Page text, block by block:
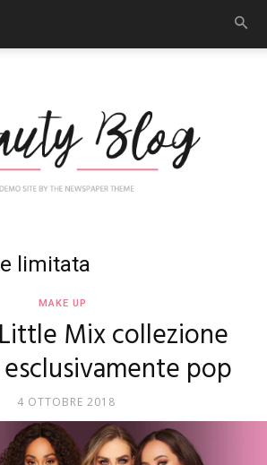
Nail
Art
Mania
limitata
MAKE UP
Mix collezione
pop
4 OTTOBRE 2018